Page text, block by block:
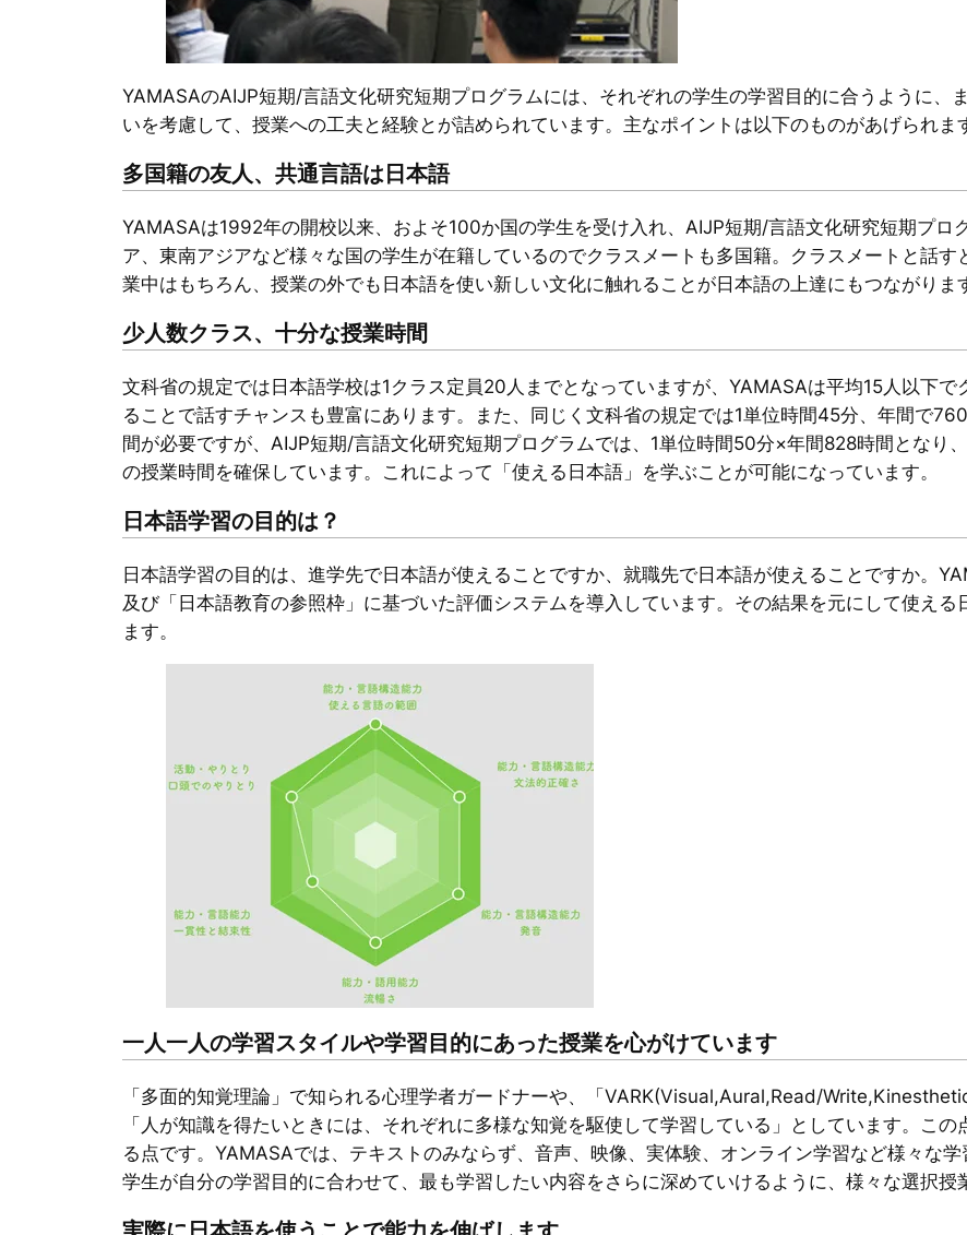
YAMASAのAIJP短期/言語文化研究短期プログラムには、それぞれの学生の学習目的に合うように、
いを考慮して、授業への工夫と経験とが詰められています。主なポイントは以下のものがあげられま
多国籍の友人、共通言語は日本語
YAMASAは1992年の開校以来、およそ100か国の学生を受け入れ、AIJP短期/言語文化研究短期プロ
ア、東南アジアなど様々な国の学生が在籍しているのでクラスメートも多国籍。クラスメートと話
業中はもちろん、授業の外でも日本語を使い新しい文化に触れることが日本語の上達にもつながりま
少人数クラス、十分な授業時間
文科省の規定では日本語学校は1クラス定員20人までとなっていますが、YAMASAは平均15人以下
ることで話すチャンスも豊富にあります。また、同じく文科省の規定では1単位時間45分、年間で
間が必要ですが、AIJP短期/言語文化研究短期プログラムでは、1単位時間50分×年間828時間となり
の授業時間を確保しています。これによって「使える日本語」を学ぶことが可能になっています。
日本語学習の目的は？
日本語学習の目的は、進学先で日本語が使えることですか、就職先で日本語が使えることですか。
及び「日本語教育の参照枠」に基づいた評価システムを導入しています。その結果を元にして使え
ます。
一人一人の学習スタイルや学習目的にあった授業を心がけています
「多面的知覚理論」で知られる心理学者ガードナーや、「VARK(Visual,Aural,Read/
「人が知識を得たいときには、それぞれに多様な知覚を駆使して学習している」としています。こ
る点です。YAMASAでは、テキストのみならず、音声、映像、実体験、オンライン学習など様々な
学生が自分の学習目的に合わせて、最も学習したい内容をさらに深めていけるように、様々な選択授